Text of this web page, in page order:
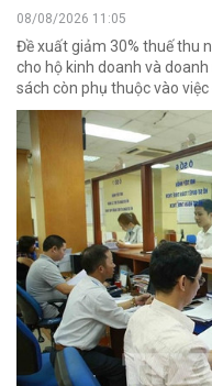
08/08/2026 11:05
Đề xuất giảm 30% thuế thu
cho hộ kinh doanh và
sách còn phụ thuộc vào